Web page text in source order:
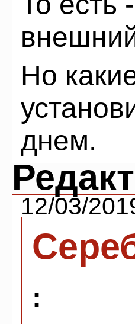
Но
днем.
12/03/
: